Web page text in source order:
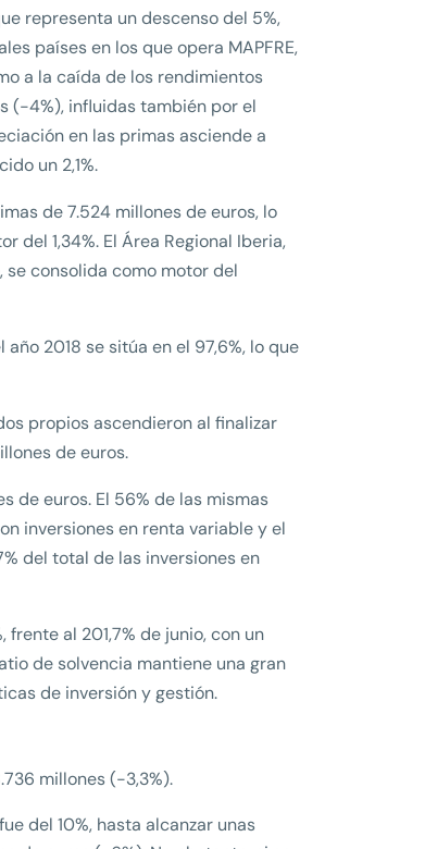
representa un descenso del 5%,
países en los que opera MAPFRE,
a la caída de los rendimientos
(-4%), influidas también por el
en las primas asciende a
un 2,1%.
de 7.524 millones de euros, lo
del 1,34%. El Área Regional Iberia,
consolida como motor del
2018 se sitúa en el 97,6%, lo que
propios ascendieron al finalizar
de euros.
de euros. El 56% de las mismas
inversiones en renta variable y el
del total de las inversiones en
al 201,7% de junio, con un
de solvencia mantiene una gran
de inversión y gestión.
millones (-3,3%).
del 10%, hasta alcanzar unas